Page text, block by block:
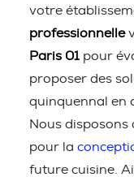
votre
professionnelle
Paris 01 pour
proposer des
quinquennal en
Nous disposons
pour la
future cuisine.